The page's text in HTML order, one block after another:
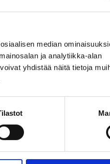
median
ja analytiikka-alan
yhdistää näitä tietoja